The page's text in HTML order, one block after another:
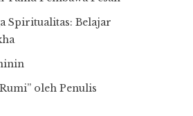
Spiritualitas: Belajar
oleh Penulis